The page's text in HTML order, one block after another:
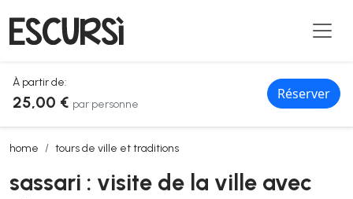
À partir de:
25,00 € par personne
Réserver
home tours de ville et traditions
sassari : visite de la ville avec chasse au trésor
sassari : visite de la ville avec